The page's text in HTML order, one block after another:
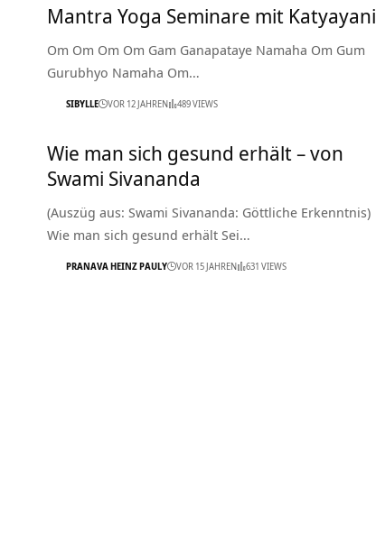
Mantra Yoga Seminare mit Katyayani
Om Om Om Om Gam Ganapataye Namaha Om Gum
Gurubhyo Namaha Om…
SIBYLLE VOR 12 JAHREN 489 VIEWS
Wie man sich gesund erhält – von
Swami Sivananda
(Auszüg aus: Swami Sivananda: Göttliche Erkenntnis)
Wie man sich gesund erhält Sei…
PRANAVA HEINZ PAULY VOR 15 JAHREN 631 VIEWS